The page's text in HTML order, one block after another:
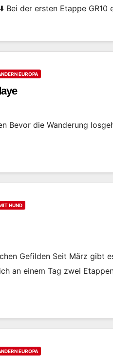
der ersten Etappe GR10
EUROPA
Bevor die Wanderung
HUND
Gefilden Seit März gibt
an einem Tag zwei
EUROPA